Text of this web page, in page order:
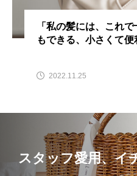
「私の髪には、これ
もできる、小さくて
2022.11.25
スタッフ愛用、イ